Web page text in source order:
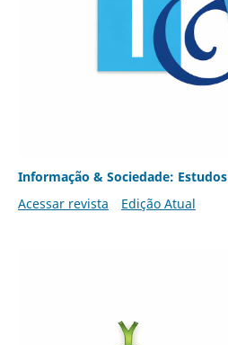
Informação & Sociedade: Estudos
Acessar revista
Edição Atual